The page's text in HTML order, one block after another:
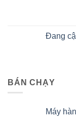
Đang
BÁN CHẠY
Máy